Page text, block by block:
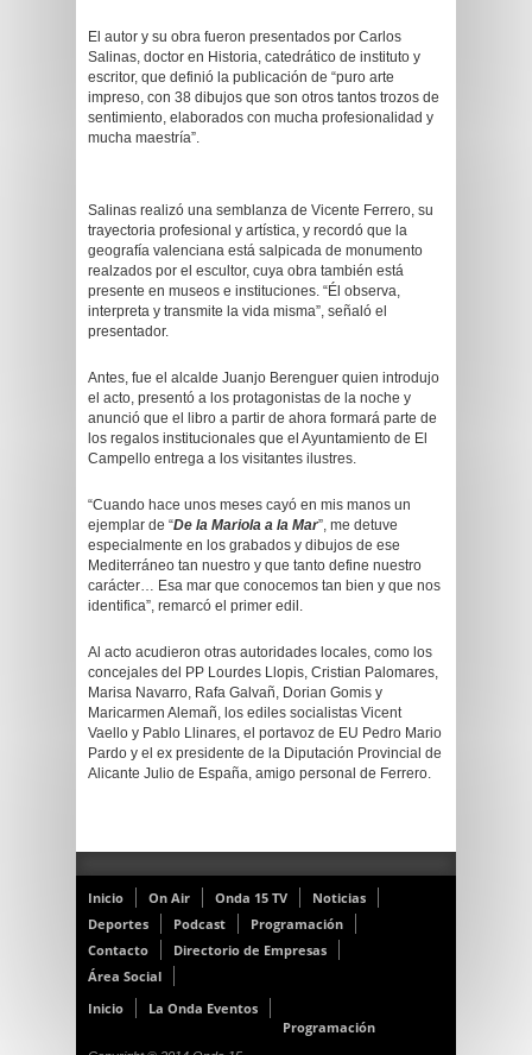
El autor y su obra fueron presentados por Carlos
Salinas, doctor en Historia, catedrático de instituto y
escritor, que definió la publicación de “puro arte
impreso, con 38 dibujos que son otros tantos trozos de
sentimiento, elaborados con mucha profesionalidad y
mucha maestría”.
Salinas realizó una semblanza de Vicente Ferrero, su
trayectoria profesional y artística, y recordó que la
geografía valenciana está salpicada de monumento
realzados por el escultor, cuya obra también está
presente en museos e instituciones. “Él observa,
interpreta y transmite la vida misma”, señaló el
presentador.
Antes, fue el alcalde Juanjo Berenguer quien introdujo
el acto, presentó a los protagonistas de la noche y
anunció que el libro a partir de ahora formará parte de
los regalos institucionales que el Ayuntamiento de El
Campello entrega a los visitantes ilustres.
“Cuando hace unos meses cayó en mis manos un
ejemplar de “De la Mariola a la Mar”, me detuve
especialmente en los grabados y dibujos de ese
Mediterráneo tan nuestro y que tanto define nuestro
carácter… Esa mar que conocemos tan bien y que nos
identifica”, remarcó el primer edil.
Al acto acudieron otras autoridades locales, como los
concejales del PP Lourdes Llopis, Cristian Palomares,
Marisa Navarro, Rafa Galvañ, Dorian Gomis y
Maricarmen Alemañ, los ediles socialistas Vicent
Vaello y Pablo Llinares, el portavoz de EU Pedro Mario
Pardo y el ex presidente de la Diputación Provincial de
Alicante Julio de España, amigo personal de Ferrero.
Inicio On Air Onda 15 TV
Noticias
Deportes
Podcast
Programación
Contacto
Directorio de Empresas
Área Social
Inicio
La Onda Eventos
Programación